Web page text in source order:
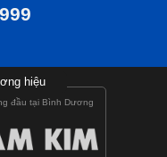
hiệu
đầu tại Bình Dương